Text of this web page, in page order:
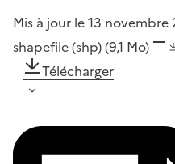
Mis à jour le 13 novembre
shapefile (shp)(9,1 Mo)
Télécharger